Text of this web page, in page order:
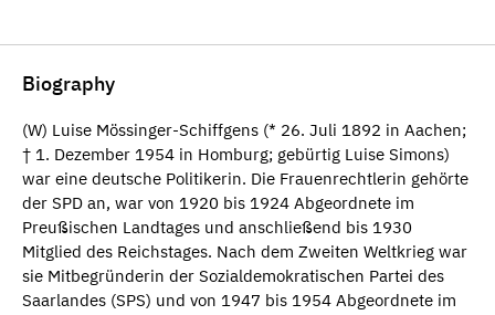
Biography
(W) Luise Mössinger-Schiffgens (* 26. Juli 1892 in Aachen;
† 1. Dezember 1954 in Homburg; gebürtig Luise Simons)
war eine deutsche Politikerin. Die Frauenrechtlerin gehörte
der SPD an, war von 1920 bis 1924 Abgeordnete im
Preußischen Landtages und anschließend bis 1930
Mitglied des Reichstages. Nach dem Zweiten Weltkrieg war
sie Mitbegründerin der Sozialdemokratischen Partei des
Saarlandes (SPS) und von 1947 bis 1954 Abgeordnete im